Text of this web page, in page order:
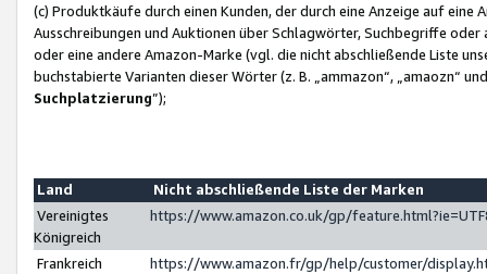
(c) Produktkäufe durch einen Kunden, der durch eine Anzeige auf
Ausschreibungen und Auktionen über Schlagwörter, Suchbegriffe
oder eine andere Amazon-Marke (vgl. die nicht abschließende Liste
buchstabierte Varianten dieser Wörter (z. B. „ammazon“, „amaozn“
Suchplatzierung”);
Land
Nicht abschließende Liste der Marken
Vereinigtes
Königreich
https://www.amazon.co.uk/gp/
Frankreich
https://www.amazon.fr/gp/help/customer/